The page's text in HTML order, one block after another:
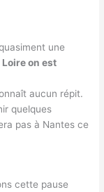
une
on est
aucun répit.
quelques
pas à Nantes ce
cette pause